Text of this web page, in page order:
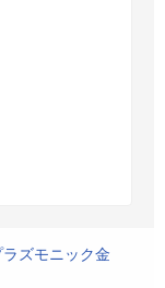
ズモニック金